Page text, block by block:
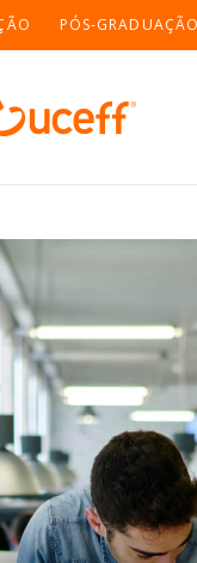
PÓS-GRADUAÇÃO